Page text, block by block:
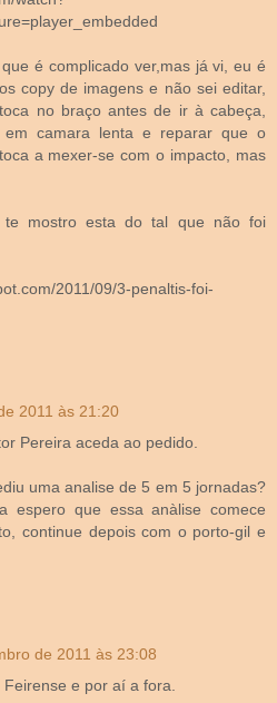
é complicado ver,mas já vi, eu é
copy de imagens e não sei editar,
no braço antes de ir à cabeça,
camara lenta e reparar que o
a mexer-se com o impacto, mas
te mostro esta do tal que não foi
2011/09/3-penaltis-foi-
2011 às 21:20
Pereira aceda ao pedido.
uma analise de 5 em 5 jornadas?
espero que essa anàlise comece
continue depois com o porto-gil e
de 2011 às 23:08
Feirense e por aí a fora.